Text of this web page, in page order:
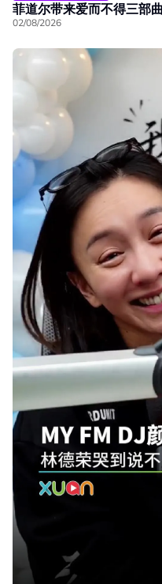
菲道尔带来爱而不得三部曲
02/08/2026